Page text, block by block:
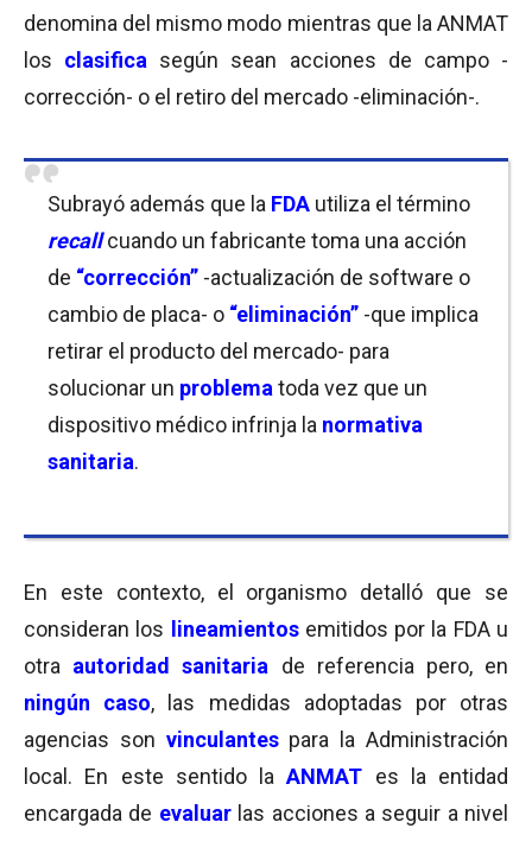
denomina del mismo modo mientras que la ANMAT
los clasifica según sean acciones de campo -
corrección- o el retiro del mercado -eliminación-.
Subrayó además que la FDA utiliza el término
recall cuando un fabricante toma una acción
de “corrección” -actualización de software o
cambio de placa- o “eliminación” -que implica
retirar el producto del mercado- para
solucionar un problema toda vez que un
dispositivo médico infrinja la normativa
sanitaria.
En este contexto, el organismo detalló que se
consideran los lineamientosemitidos por la FDA u
otra autoridad sanitaria
de referencia pero, en
ningún caso, las medidas adoptadas por otras
agencias son vinculantespara la Administración
local. En este sentido laANMAT es la entidad
encargada de evaluarlas acciones a seguir a nivel